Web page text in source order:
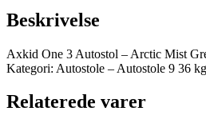
Beskrivelse
Axkid One 3 Autostol – Arctic Mist
Kategori: Autostole – Autostole 9 36
Relaterede varer